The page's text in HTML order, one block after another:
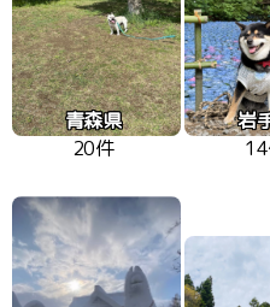
青森県
20件
岩